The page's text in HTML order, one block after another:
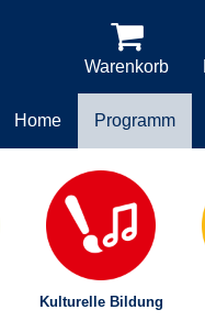
Warenkorb
Home Programm
Kulturelle Bildung